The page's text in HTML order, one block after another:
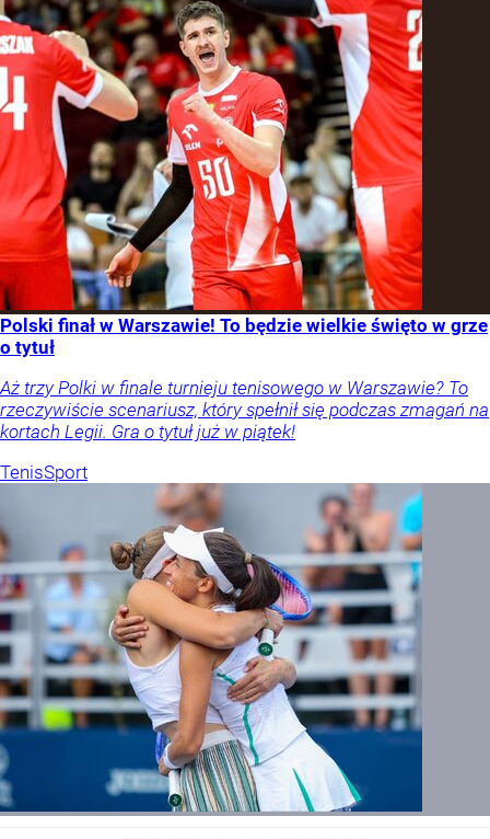
Polski finał w Warszawie! To będzie wielkie święto w grze
o tytuł
Aż trzy Polki w finale turnieju tenisowego w Warszawie? To
rzeczywiście scenariusz, który spełnił się podczas zmagań na
kortach Legii. Gra o tytuł już w piątek!
TenisSport